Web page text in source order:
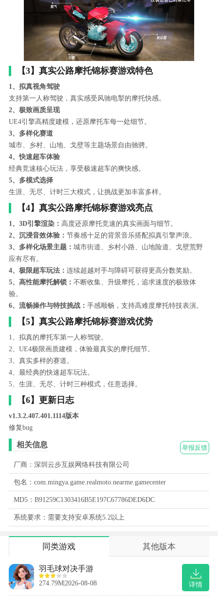
【3】真实公路摩托锦标赛游戏特色
1、拟真视角驾驶
支持第一人称驾驶，真实感受风驰电掣的摩托快感。
2、极致画质呈现
UE4引擎高精度建模，还原摩托车每一处细节。
3、多样化赛道
城市、乡村、山地、戈壁等主题场景自由驰骋。
4、快速超车体验
经典竞速核心玩法，享受极速超车的爽快感。
5、多模式选择
生涯、无尽、计时三大模式，让挑战更加丰富多样。
【4】真实公路摩托锦标赛游戏亮点
1、3D引擎渲染： 高度还原摩托竞速的真实画面与细节。
2、沉浸音效体验： 节奏感十足的背景音乐搭配拟真引擎声浪。
3、多样化场景主题： 城市街道、乡村小路、山地险道、戈壁荒野
应有尽有。
4、极限超车玩法： 连续超越对手与障碍可获得更高分数奖励。
5、高性能摩托解锁： 不断收集、升级摩托，追求速度的极致体
验。
6、流畅操作与特技挑战： 手感顺畅，支持高难度摩托特技表演。
【5】真实公路摩托锦标赛游戏优势
1、拟真的摩托车第一人称驾驶。
2、UE4极限画质建模，体验最真实的摩托细节。
3、真实多样的赛道。
4、最经典的快速超车玩法。
5、生涯、无尽、计时三种模式，任意选择。
【6】更新日志
v1.3.2.407.401.1114版本
修复bug
举报反馈
相关信息
厂商：深圳云步互娱网络科技有限公司
包名：com.mingya.game.realmoto.nearme.gamecenter
MD5：B91259C1303416B5E197C67786DED6DC
系统要求：需要支持安卓系统5.2以上
同类游戏 其他版本
详情
羽毛球对决手游
274.79M2026-08-08